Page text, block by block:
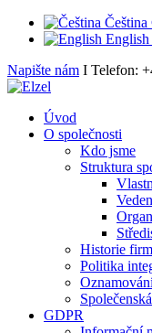
Čeština
English
Napište nám I Telefon:
Úvod
O společnosti
Kdo jsme
Struktura
Historie
Politika
GDPR